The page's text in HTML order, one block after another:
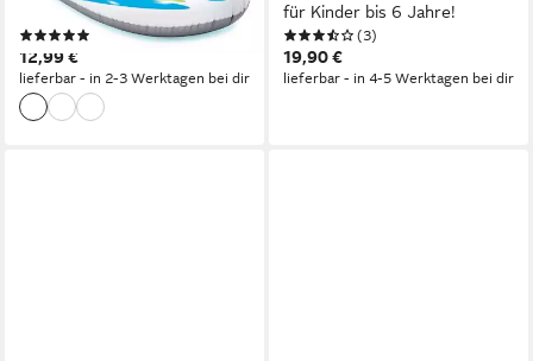
Schwimmboot, Outdoor
Wasserspielzeug
/Wasserspass
(1)
12,99 €
lieferbar - in 2-3 Werktagen bei dir
für Kinder bis 6 Jahre!
(3)
19,90 €
lieferbar - in 4-5 Werktagen bei dir